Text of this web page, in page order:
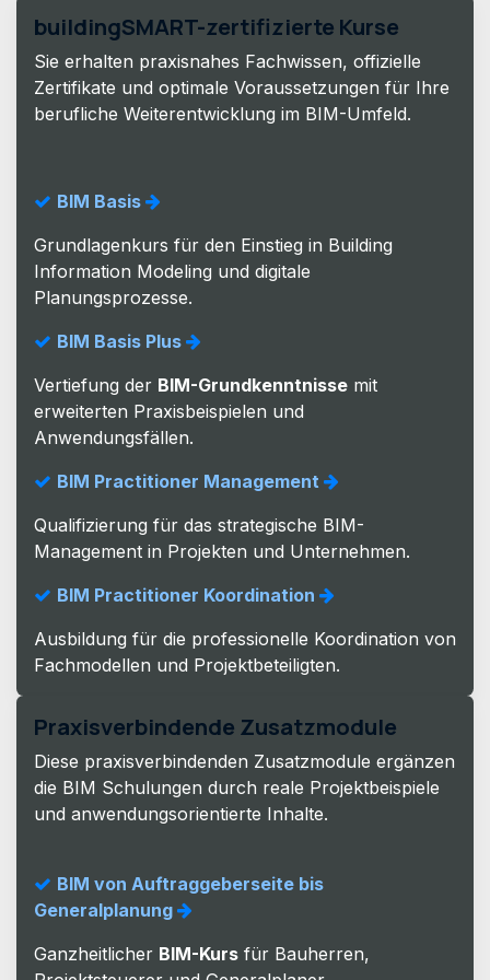
buildingSMART-zertifizierte Kurse
Sie erhalten praxisnahes Fachwissen, offizielle
Zertifikate und optimale Voraussetzungen für Ihre
berufliche Weiterentwicklung im BIM-Umfeld.
BIM Basis
Grundlagenkurs für den Einstieg in Building
Information Modeling und digitale
Planungsprozesse.
BIM Basis Plus
Vertiefung der BIM-Grundkenntnisse mit
erweiterten Praxisbeispielen und
Anwendungsfällen.
BIM Practitioner Management
Qualifizierung für das strategische BIM-
Management in Projekten und Unternehmen.
BIM Practitioner Koordination
Ausbildung für die professionelle Koordination von
Fachmodellen und Projektbeteiligten.
Praxisverbindende Zusatzmodule
Diese praxisverbindenden Zusatzmodule ergänzen
die BIM Schulungen durch reale Projektbeispiele
und anwendungsorientierte Inhalte.
BIM von Auftraggeberseite bis
Generalplanung
Ganzheitlicher BIM-Kurs für Bauherren,